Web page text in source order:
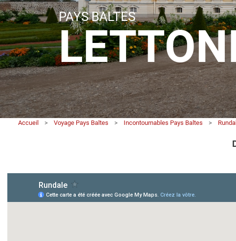
PAYS BALTES
Accueil > Voyage Pays Baltes > Incontournables Pays Baltes >